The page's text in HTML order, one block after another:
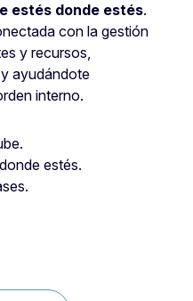
estés donde estés.
con la gestión
y recursos,
ayudándote
interno.
estés.